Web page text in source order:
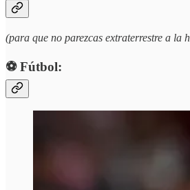
(para que no parezcas extraterrestre a la
⚽️ Fútbol: